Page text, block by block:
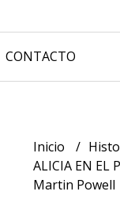
CONTACTO
Inicio
ALICIA EN EL
Martin Powell